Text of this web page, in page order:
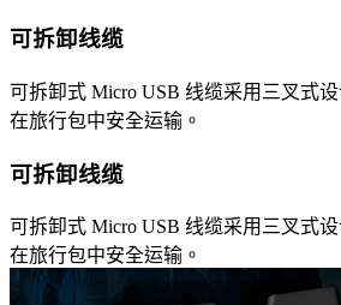
可拆卸线缆
可拆卸式 Micro USB 线缆采用三叉式
在旅行包中安全运输。
可拆卸线缆
可拆卸式 Micro USB 线缆采用三叉式
在旅行包中安全运输。